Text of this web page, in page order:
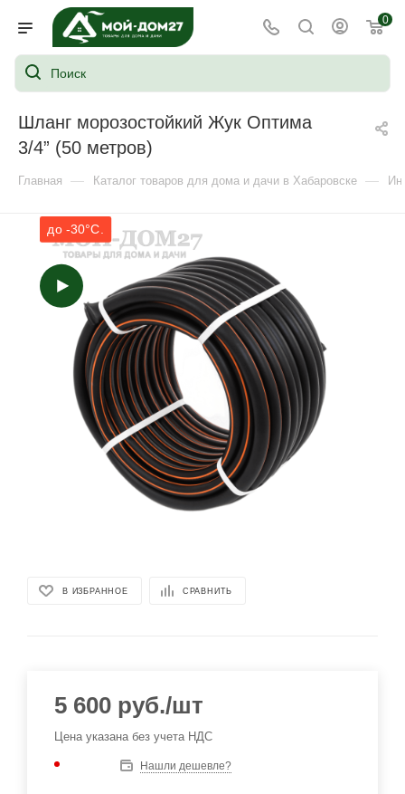
0
Шланг морозостойкий Жук Оптима
3/4” (50 метров)
Главная — Каталог товаров для дома и дачи в Хабаровске —
до -30°C.
В ИЗБРАННОЕ СРАВНИТЬ
5 600 руб./шт
Цена указана без учета НДС
Нашли дешевле?